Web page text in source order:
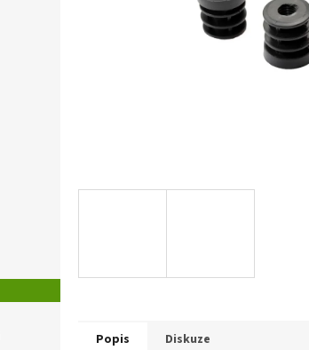
Popis Diskuze